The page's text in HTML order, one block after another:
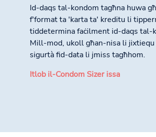
Id-daqs tal-kondom tagħna huwa
f'format ta 'karta ta' kreditu li
tiddetermina faċilment id-daqs tal-
Mill-mod, ukoll għan-nisa li jixtiequ
sigurtà fid-data li jmiss tagħhom.
Itlob il-Condom Sizer issa